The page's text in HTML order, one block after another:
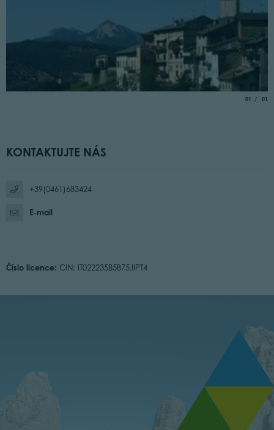
01 of
01
KONTAKTUJTE NÁS
+39(0461)683424
E-mail
Číslo licence: CIN: IT022235B5B75JIPT4